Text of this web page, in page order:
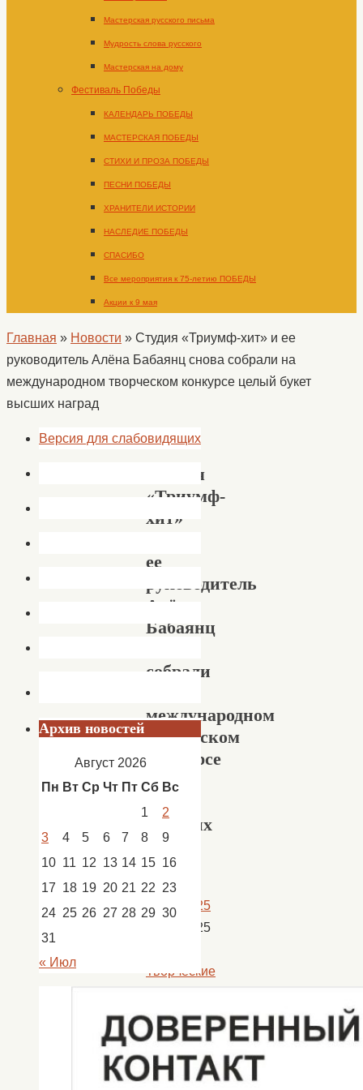
Мастерская русского письма
Мудрость слова русского
Мастерская на дому
Фестиваль Победы
КАЛЕНДАРЬ ПОБЕДЫ
МАСТЕРСКАЯ ПОБЕДЫ
СТИХИ И ПРОЗА ПОБЕДЫ
ПЕСНИ ПОБЕДЫ
ХРАНИТЕЛИ ИСТОРИИ
НАСЛЕДИЕ ПОБЕДЫ
СПАСИБО
Все мероприятия к 75-летию ПОБЕДЫ
Акции к 9 мая
Главная » Новости » Студия «Триумф-хит» и ее
руководитель Алёна Бабаянц снова собрали на
международном творческом конкурсе целый букет
высших наград
Студия
«Триумф-
хит»
ее
руководитель
Алёна
Бабаянц
собрали
международном
творческом
конкурсе
целый
букет
высших
наград
10.04.2025
10.04.2025
Творческие
Из
номера,
Версия для слабовидящих
Архив новостей
Август 2026
Пн Вт Ср Чт Пт Сб Вс
1
2
3
4 5 6 7 8
9
10 11 12 13 14 15 16
17 18 19 20 21 22 23
24 25 26 27 28 29 30
31
« Июл